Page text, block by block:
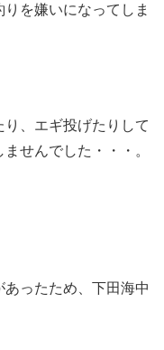
を嫌いになってしま
、エギ投げたりして
せんでした・・・。
ったため、下田海中